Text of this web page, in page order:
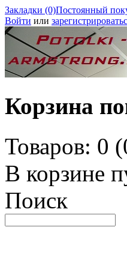
Закладки (0)Постоянный
Войти или
Корзина
Товаров: 0
В корзине
Поиск